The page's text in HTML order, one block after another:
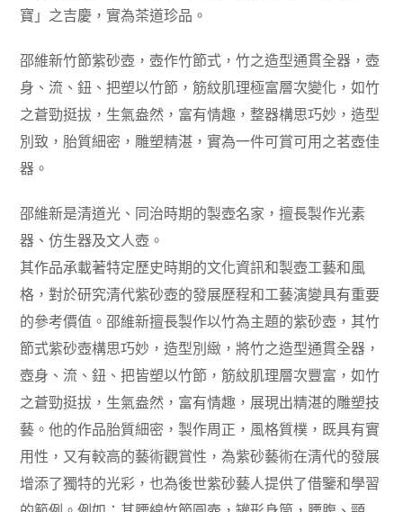
寶」之吉慶，實為茶道珍品。
邵維新竹節紫砂壺，壺作竹節式，竹之造型通貫全器，壺
身、流、鈕、把塑以竹節，筋紋肌理極富層次變化，如竹
之蒼勁挺拔，生氣盎然，富有情趣，整器構思巧妙，造型
別致，胎質細密，雕塑精湛，實為一件可賞可用之茗壺佳
器。
邵維新是清道光、同治時期的製壺名家，擅長製作光素
器、仿生器及文人壺。
其作品承載著特定歷史時期的文化資訊和製壺工藝和風
格，對於研究清代紫砂壺的發展歷程和工藝演變具有重要
的參考價值。邵維新擅長製作以竹為主題的紫砂壺，其竹
節式紫砂壺構思巧妙，造型別緻，將竹之造型通貫全器，
壺身、流、鈕、把皆塑以竹節，筋紋肌理層次豐富，如竹
之蒼勁挺拔，生氣盎然，富有情趣，展現出精湛的雕塑技
藝。他的作品胎質細密，製作周正，風格質樸，既具有實
用性，又有較高的藝術觀賞性，為紫砂藝術在清代的發展
增添了獨特的光彩，也為後世紫砂藝人提供了借鑒和學習